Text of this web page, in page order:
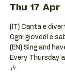
Thu 17 Apr
(IT) Canta e
Ogni giovedì e
(EN) Sing and
Every Thursday
🎶